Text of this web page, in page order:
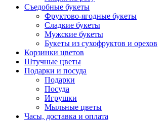
Съедобные букеты
Фруктово-ягодные букеты
Сладкие букеты
Мужские букеты
Букеты из сухофруктов и орехов
Корзинки цветов
Штучные цветы
Подарки и посуда
Подарки
Посуда
Игрушки
Мыльные цветы
Часы, доставка и оплата